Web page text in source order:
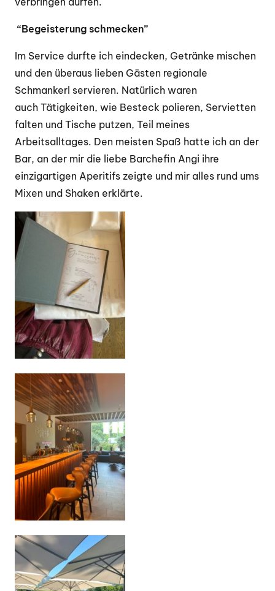
“Begeisterung schmecken”
Im Service durfte ich eindecken, Getränke mischen
und den überaus lieben Gästen regionale
Schmankerl servieren. Natürlich waren
auch Tätigkeiten, wie Besteck polieren, Servietten
falten und Tische putzen, Teil meines
Arbeitsalltages. Den meisten Spaß hatte ich an der
Bar, an der mir die liebe Barchefin Angi ihre
einzigartigen Aperitifs zeigte und mir alles rund ums
Mixen und Shaken erklärte.